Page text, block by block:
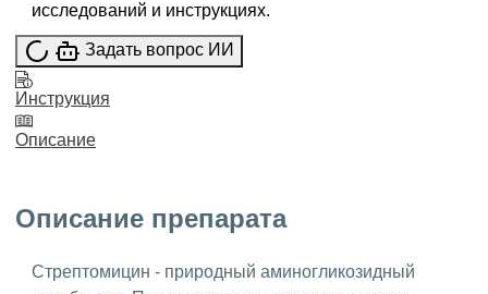
исследований и инструкциях.
Задать вопрос ИИ
Инструкция
Описание
Описание препарата
Стрептомицин - природный аминогликозидный